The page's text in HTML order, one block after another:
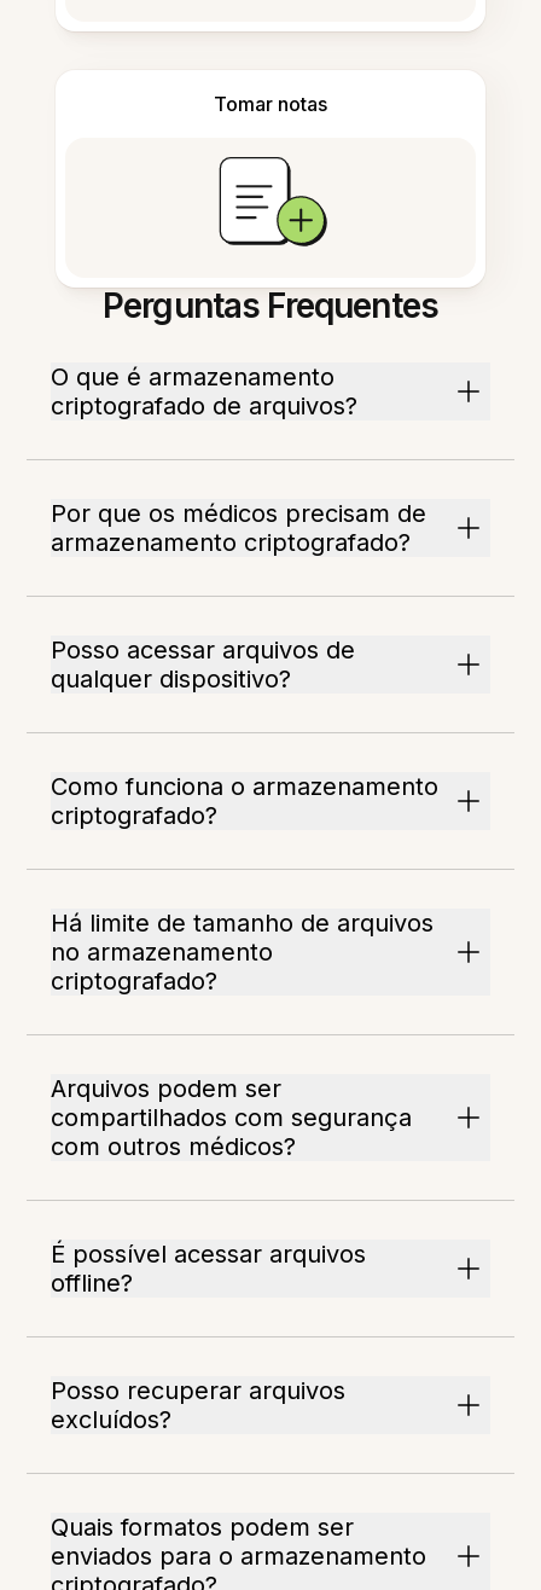
Tomar notas
Perguntas Frequentes
O que é armazenamento
criptografado de arquivos?
Por que os médicos precisam de
armazenamento criptografado?
Posso acessar arquivos de
qualquer dispositivo?
Como funciona o armazenamento
criptografado?
Há limite de tamanho de arquivos
no armazenamento
criptografado?
Arquivos podem ser
compartilhados com segurança
com outros médicos?
É possível acessar arquivos
offline?
Posso recuperar arquivos
excluídos?
Quais formatos podem ser
enviados para o armazenamento